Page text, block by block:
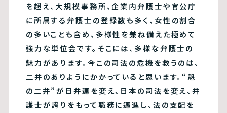
を超え、大規模事務所、企業内弁護士や官公庁
に所属する弁護士の登録数も多く、女性の割合
の多いことも含め、多様性を兼ね備えた極めて
強力な単位会です。そこには、多様な弁護士の
魅力があります。今この司法の危機を救うのは、
二弁のありようにかかっていると思います。“魁
の二弁”が日弁連を変え、日本の司法を変え、弁
護士が誇りをもって職務に邁進し、法の支配を